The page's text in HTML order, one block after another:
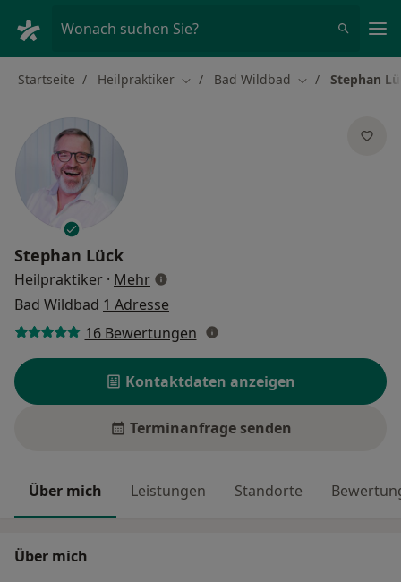
Wonach suchen Sie?
Startseite Heilpraktiker Stadt ändern
Bad Wildbad Stadt ändern
Stephan
Stephan Lück
Heilpraktiker · Mehrüber Spezialisierungen
Bad Wildbad 1 Adresse
16 Bewertungen
Kontaktdaten anzeigen
Terminanfrage senden
Über mich Leistungen Standorte
Über mich